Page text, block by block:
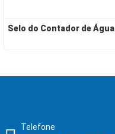
Selo do Contador de Água
Telefone